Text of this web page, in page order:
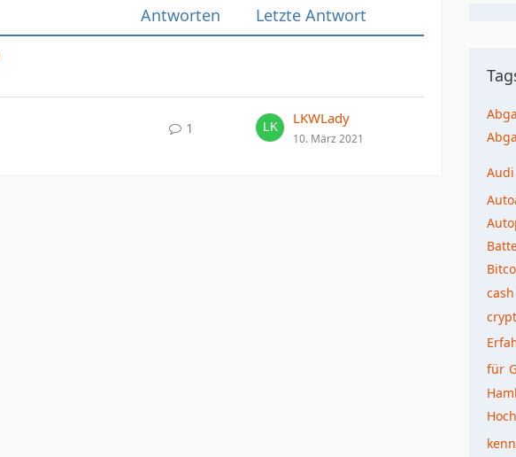
Antworten Letzte Antwort
1
LKWLady
10. März 2021
Audi
cash
für